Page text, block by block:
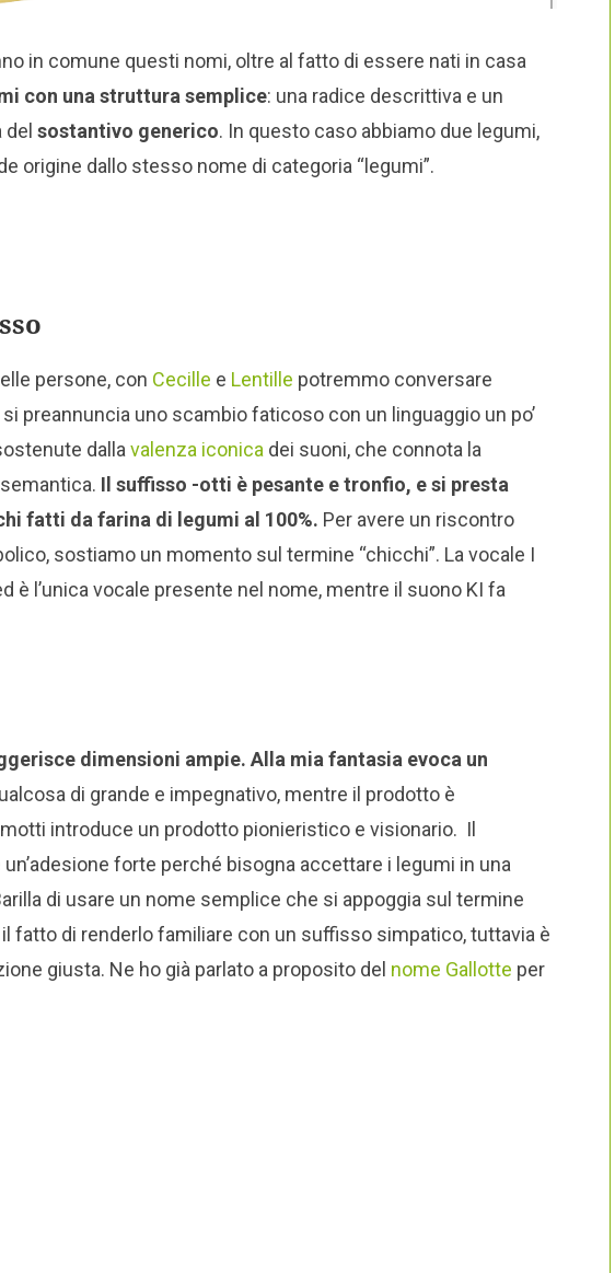
in comune questi nomi, oltre al fatto di essere nati in casa
con una struttura semplice: una radice descrittiva e un
sostantivo generico. In questo caso abbiamo due legumi,
origine dallo stesso nome di categoria “legumi”.
persone, con Cecille e Lentille potremmo conversare
preannuncia uno scambio faticoso con un linguaggio un po’
dallavalenza iconica dei suoni, che connota la
Il suffisso -otti è pesante e tronfio, esi presta
fatti da farina di legumi al 100%. Per avere un riscontro
sostiamo un momento sul termine “chicchi”. La vocale I
l’unica vocale presente nel nome, mentre il suono KI fa
dimensioni ampie. Alla mia fantasia evoca un
di grande e impegnativo, mentre il prodotto è
introduce un prodotto pionieristico e visionario. Il
forte perché bisogna accettare i legumi in una
di usare un nome semplice che si appoggia sul termine
fatto di renderlo familiare con un suffisso simpatico, tuttavia è
giusta. Ne ho già parlato a proposito del nome Gallotte per